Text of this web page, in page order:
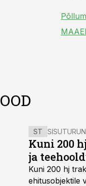
ST
Kuni 200
ja
Kuni 200 hj
ehitusobjektile